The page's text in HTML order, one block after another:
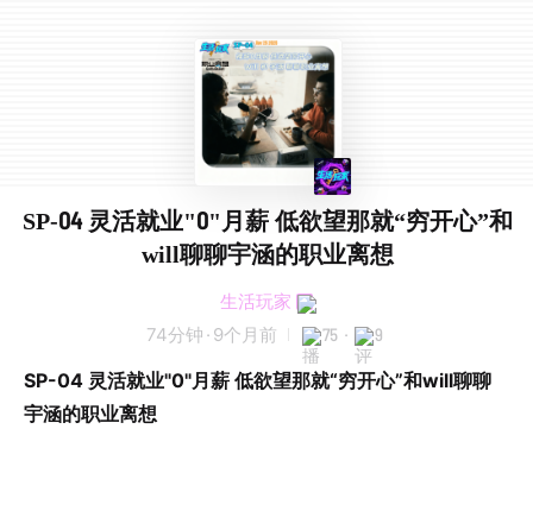
SP-04 灵活就业"0"月薪 低欲望那就“穷开心”和
will聊聊宇涵的职业离想
生活玩家
74分钟 · 9个月前 75 · 9
SP-04 灵活就业"0"月薪 低欲望那就“穷开心”和will聊聊
宇涵的职业离想